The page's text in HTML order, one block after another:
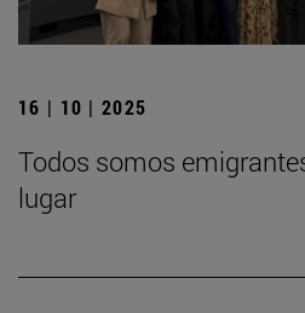
16 | 10 | 2025
Todos somos
lugar